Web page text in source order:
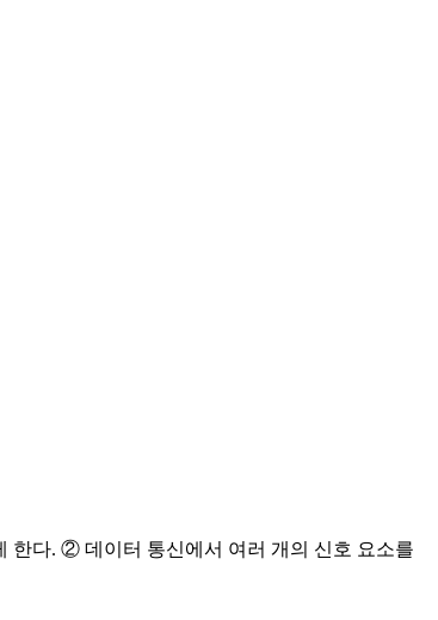
한다. ② 데이터 통신에서 여러 개의 신호 요소를